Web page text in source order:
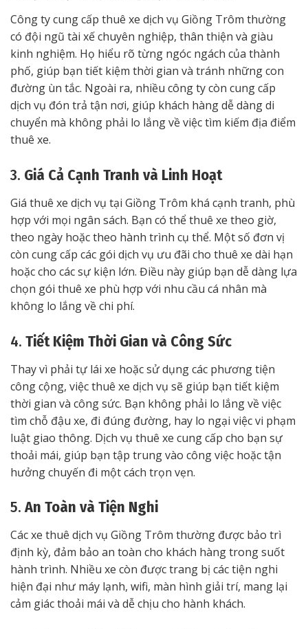
Công ty cung cấp thuê xe dịch vụ Giồng Trôm thường
có đội ngũ tài xế chuyên nghiệp, thân thiện và giàu
kinh nghiệm. Họ hiểu rõ từng ngóc ngách của thành
phố, giúp bạn tiết kiệm thời gian và tránh những con
đường ùn tắc. Ngoài ra, nhiều công ty còn cung cấp
dịch vụ đón trả tận nơi, giúp khách hàng dễ dàng di
chuyển mà không phải lo lắng về việc tìm kiếm địa điểm
thuê xe.
3. Giá Cả Cạnh Tranh và Linh Hoạt
Giá thuê xe dịch vụ tại Giồng Trôm khá cạnh tranh, phù
hợp với mọi ngân sách. Bạn có thể thuê xe theo giờ,
theo ngày hoặc theo hành trình cụ thể. Một số đơn vị
còn cung cấp các gói dịch vụ ưu đãi cho thuê xe dài hạn
hoặc cho các sự kiện lớn. Điều này giúp bạn dễ dàng lựa
chọn gói thuê xe phù hợp với nhu cầu cá nhân mà
không lo lắng về chi phí.
4. Tiết Kiệm Thời Gian và Công Sức
Thay vì phải tự lái xe hoặc sử dụng các phương tiện
công cộng, việc thuê xe dịch vụ sẽ giúp bạn tiết kiệm
thời gian và công sức. Bạn không phải lo lắng về việc
tìm chỗ đậu xe, đi đúng đường, hay lo ngại việc vi phạm
luật giao thông. Dịch vụ thuê xe cung cấp cho bạn sự
thoải mái, giúp bạn tập trung vào công việc hoặc tận
hưởng chuyến đi một cách trọn vẹn.
5. An Toàn và Tiện Nghi
Các xe thuê dịch vụ Giồng Trôm thường được bảo trì
định kỳ, đảm bảo an toàn cho khách hàng trong suốt
hành trình. Nhiều xe còn được trang bị các tiện nghi
hiện đại như máy lạnh, wifi, màn hình giải trí, mang lại
cảm giác thoải mái và dễ chịu cho hành khách.